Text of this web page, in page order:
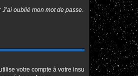
J’ai oublié mon mot de passe.
votre compte à votre insu